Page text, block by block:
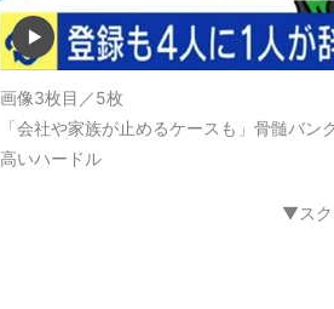
画像3枚目／5枚
「会社や家族が止めるケースも」骨髄バ
高いハードル
▼スク